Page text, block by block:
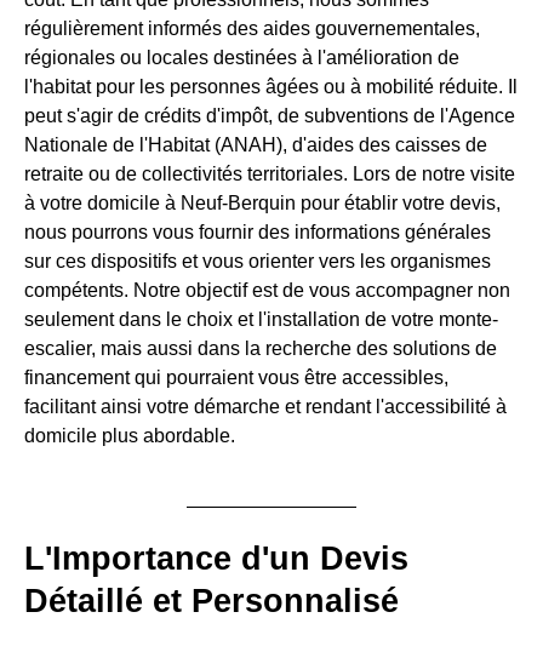
régulièrement informés des aides gouvernementales,
régionales ou locales destinées à l'amélioration de
l'habitat pour les personnes âgées ou à mobilité réduite. Il
peut s'agir de crédits d'impôt, de subventions de l'Agence
Nationale de l'Habitat (ANAH), d'aides des caisses de
retraite ou de collectivités territoriales. Lors de notre visite
à votre domicile à Neuf-Berquin pour établir votre devis,
nous pourrons vous fournir des informations générales
sur ces dispositifs et vous orienter vers les organismes
compétents. Notre objectif est de vous accompagner non
seulement dans le choix et l'installation de votre monte-
escalier, mais aussi dans la recherche des solutions de
financement qui pourraient vous être accessibles,
facilitant ainsi votre démarche et rendant l'accessibilité à
domicile plus abordable.
L'Importance d'un Devis
Détaillé et Personnalisé